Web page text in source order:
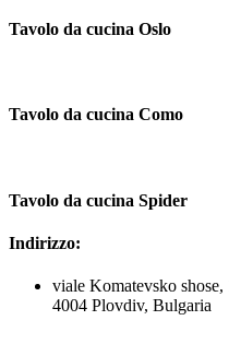
Tavolo da cucina Oslo
Tavolo da cucina Como
Tavolo da cucina Spider
Indirizzo:
viale Komatevsko shose,
4004 Plovdiv, Bulgaria